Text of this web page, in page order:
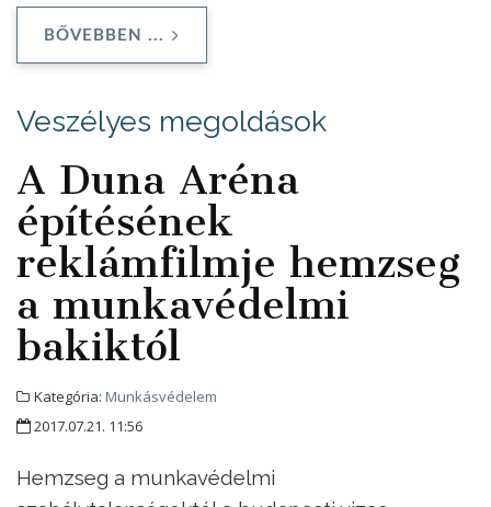
BŐVEBBEN ...
Veszélyes megoldások
A Duna Aréna
építésének
reklámfilmje hemzseg
a munkavédelmi
bakiktól
Kategória: Munkásvédelem
2017.07.21. 11:56
Hemzseg a munkavédelmi